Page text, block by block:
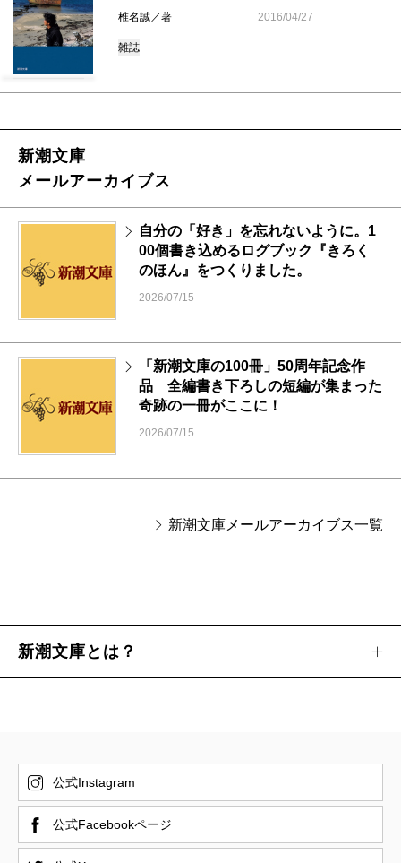
椎名誠／著 2016/04/27
雑誌
新潮文庫
メールアーカイブス
自分の「好き」を忘れないように。1
00個書き込めるログブック『きろく
のほん』をつくりました。
2026/07/15
「新潮文庫の100冊」50周年記念作
品 全編書き下ろしの短編が集まった
奇跡の一冊がここに！
2026/07/15
新潮文庫メールアーカイブス一覧
新潮文庫とは？
公式Instagram
公式Facebookページ